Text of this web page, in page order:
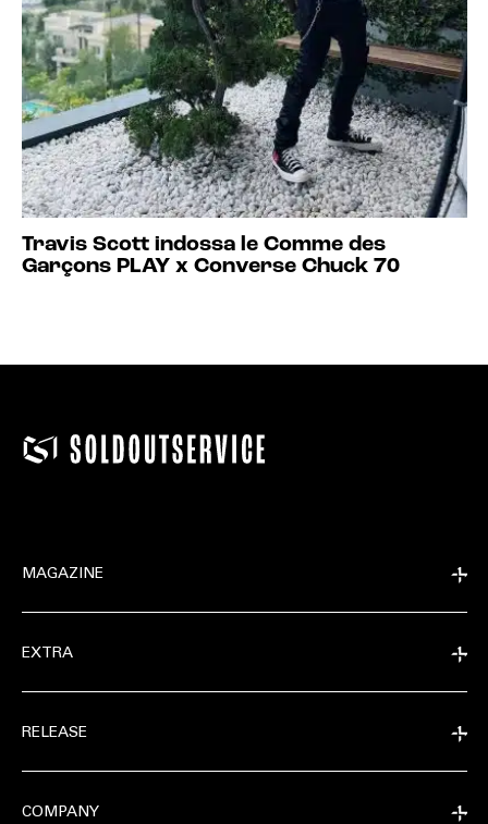
Travis Scott indossa le Comme des
Garçons PLAY x Converse Chuck 70
MAGAZINE
EXTRA
RELEASE
COMPANY